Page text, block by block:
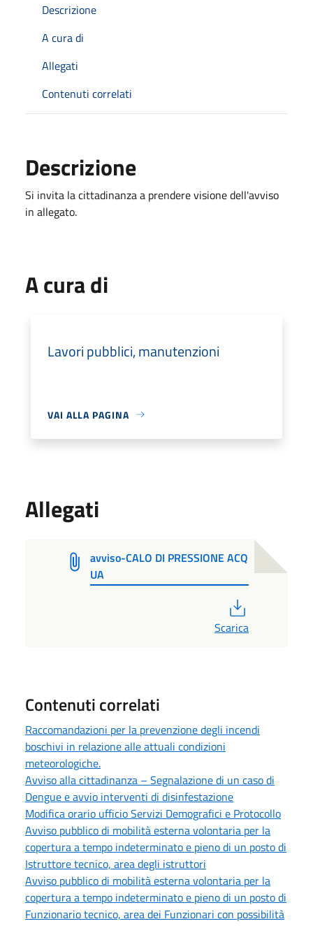
Descrizione
A cura di
Allegati
Contenuti correlati
Descrizione
Si invita la cittadinanza a prendere visione dell'avviso
in allegato.
A cura di
Lavori pubblici, manutenzioni
VAI ALLA PAGINA
Allegati
avviso-CALO DI PRESSIONE ACQ
UA
Scarica
Contenuti correlati
Raccomandazioni per la prevenzione degli incendi
boschivi in relazione alle attuali condizioni
meteorologiche.
Avviso alla cittadinanza – Segnalazione di un caso di
Dengue e avvio interventi di disinfestazione
Modifica orario ufficio Servizi Demografici e Protocollo
Avviso pubblico di mobilità esterna volontaria per la
copertura a tempo indeterminato e pieno di un posto di
Istruttore tecnico, area degli istruttori
Avviso pubblico di mobilità esterna volontaria per la
copertura a tempo indeterminato e pieno di un posto di
Funzionario tecnico, area dei Funzionari con possibilità